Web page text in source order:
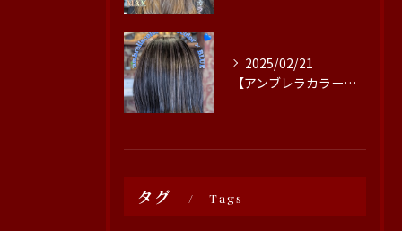
2025/02/21
【アンブレラカラー×エンドカラー×ブルー】
タグ Tags